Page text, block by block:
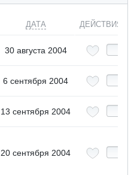
ДАТА ДЕЙСТВИЯ
30 августа 2004
6 сентября 2004
13 сентября 2004
20 сентября 2004